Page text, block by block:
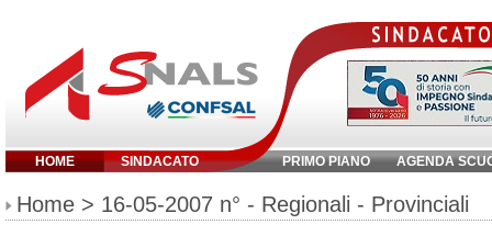
HOME SINDACATO PRIMO PIANO AGENDA
Inserisci parola chiave:
Home > 16-05-2007 n° - Regionali - Provinciali